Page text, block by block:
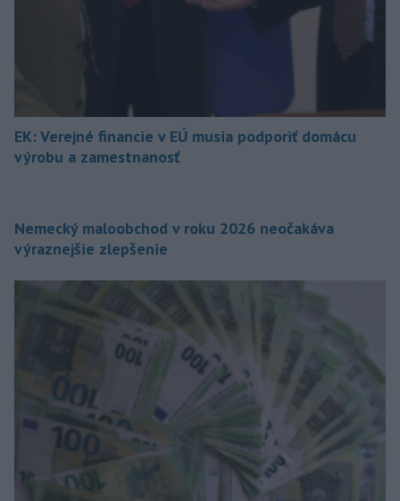
EK: Verejné financie v EÚ musia podporiť domácu
výrobu a zamestnanosť
Nemecký maloobchod v roku 2026 neočakáva
výraznejšie zlepšenie